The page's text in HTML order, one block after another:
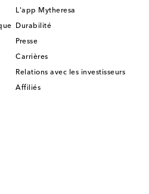
L'app Mytheresa
Durabilité
Presse
Carrières
Relations avec les investisseurs
Affiliés